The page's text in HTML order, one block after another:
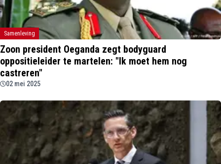
Samenleving
Zoon president Oeganda zegt bodyguard
oppositieleider te martelen: "Ik moet hem nog
castreren"
02 mei 2025